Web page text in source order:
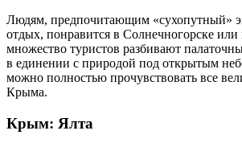
Людям, предпочитающим «сухопутный»
отдых, понравится в Солнечногорске
множество туристов разбивают
в единении с природой под открытым
можно полностью прочувствовать все
Крыма.
Крым: Ялта